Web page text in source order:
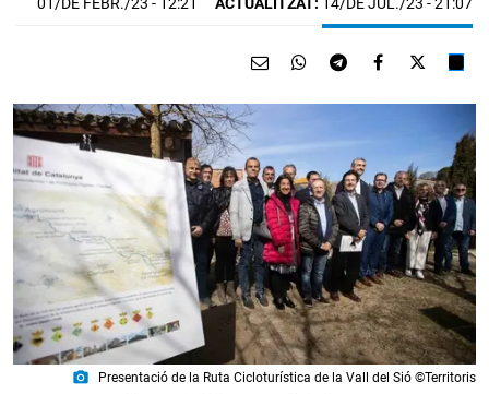
photo_camera Presentació de la Ruta Cicloturística de la Vall del Sió ©Territoris